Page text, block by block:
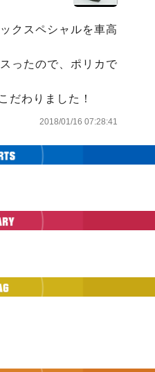
クスペシャルを車高
ったので、ポリカで
だわりました！
2018/01/16 07:28:41